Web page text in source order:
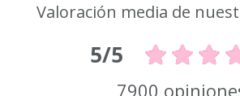
Valoración media de
5/5
7900